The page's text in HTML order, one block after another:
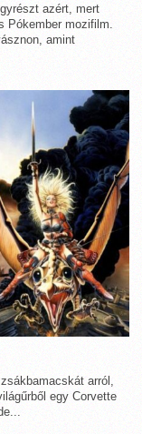
azért, mert
Pókember mozifilm.
amint
arról,
egy Corvette